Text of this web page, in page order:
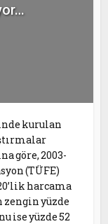
kurulan
göre, 2003-
(TÜFE)
harcama
zengin yüzde
ise yüzde 52